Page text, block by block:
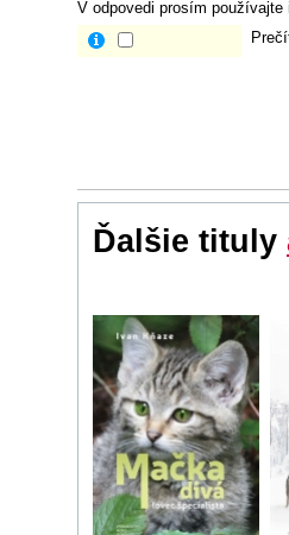
V odpovedi prosím
Ďalšie tituly